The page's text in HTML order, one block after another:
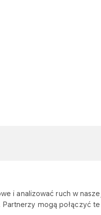
i analizować ruch w
mogą połączyć
reklamację